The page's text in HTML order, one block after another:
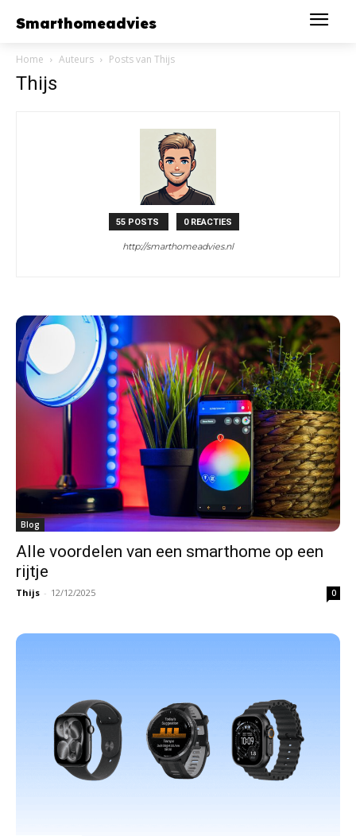
Smarthomeadvies
Home Auteurs Posts van Thijs
Thijs
55 POSTS 0 REACTIES
http://smarthomeadvies.nl
Blog
Alle voordelen van een smarthome op een
rijtje
Thijs - 12/12/2025 0